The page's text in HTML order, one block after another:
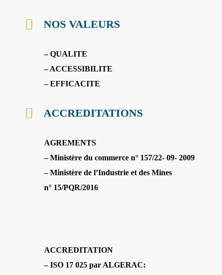
NOS VALEURS
– QUALITE
– ACCESSIBILITE
– EFFICACITE
ACCREDITATIONS
AGREMENTS
– Ministère du commerce n° 157/22- 09- 2009
– Ministère de l’Industrie et des Mines
n° 15/PQR/2016
ACCREDITATION
– ISO 17 025 par ALGERAC: